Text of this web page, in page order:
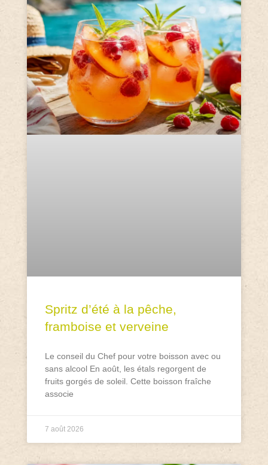
Spritz d’été à la pêche,
framboise et verveine
Le conseil du Chef pour votre boisson avec ou
sans alcool En août, les étals regorgent de
fruits gorgés de soleil. Cette boisson fraîche
associe
7 août 2026